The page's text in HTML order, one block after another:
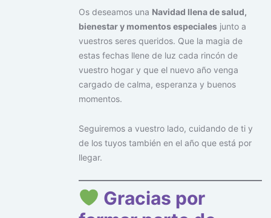
Os deseamos una Navidad llena de salud,
bienestar y momentos especiales junto a
vuestros seres queridos. Que la magia de
estas fechas llene de luz cada rincón de
vuestro hogar y que el nuevo año venga
cargado de calma, esperanza y buenos
momentos.
Seguiremos a vuestro lado, cuidando de ti y
de los tuyos también en el año que está por
llegar.
Gracias por